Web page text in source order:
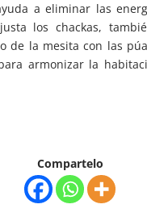
a eliminar las
los chackas,
de la mesita con las
armonizar la
Compartelo